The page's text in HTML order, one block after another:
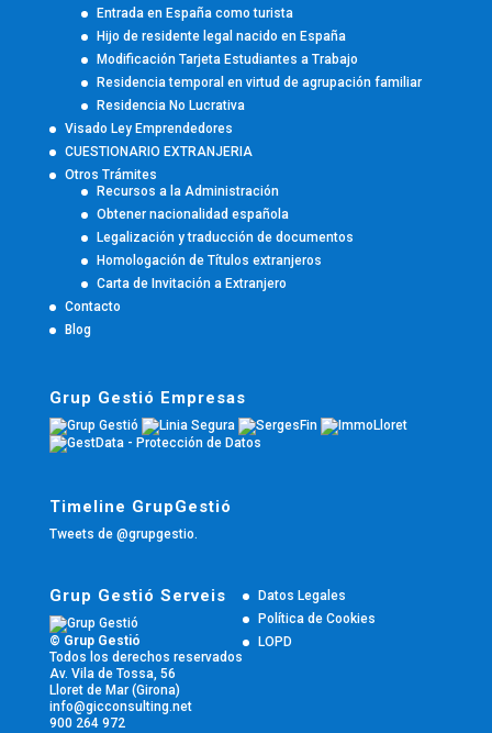
Entrada en España como turista
Hijo de residente legal nacido en España
Modificación Tarjeta Estudiantes a Trabajo
Residencia temporal en virtud de agrupación familiar
Residencia No Lucrativa
Visado Ley Emprendedores
CUESTIONARIO EXTRANJERIA
Otros Trámites
Recursos a la Administración
Obtener nacionalidad española
Legalización y traducción de documentos
Homologación de Títulos extranjeros
Carta de Invitación a Extranjero
Contacto
Blog
Grup Gestió Empresas
Timeline GrupGestió
Tweets de @grupgestio.
Grup Gestió Serveis
© Grup Gestió
Todos los derechos reservados
Av. Vila de Tossa, 56
Lloret de Mar (Girona)
info@gicconsulting.net
900 264 972
Datos Legales
Política de Cookies
LOPD